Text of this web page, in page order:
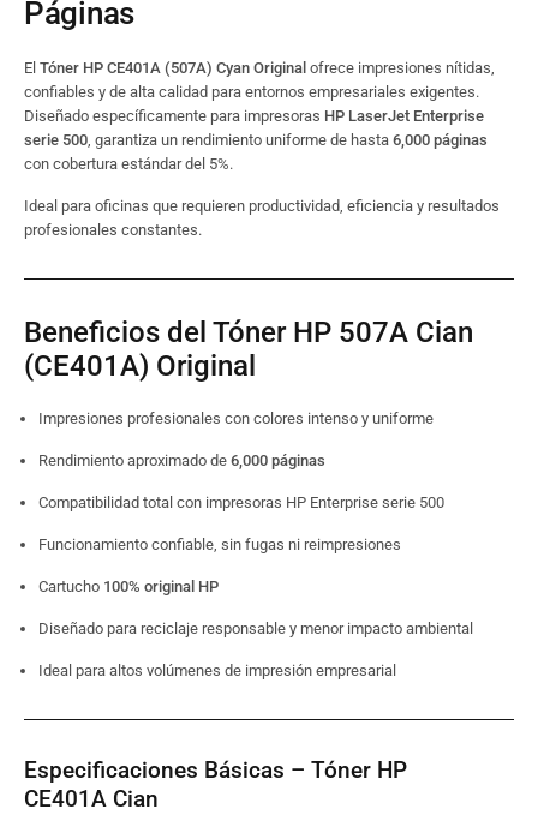
Páginas
El Tóner HP CE401A (507A) Cyan Original ofrece impresiones nítidas,
confiables y de alta calidad para entornos empresariales exigentes.
Diseñado específicamente para impresoras HP LaserJet Enterprise
serie 500 , garantiza un rendimiento uniforme de hasta 6,000 páginas
con cobertura estándar del 5%.
Ideal para oficinas que requieren productividad, eficiencia y resultados
profesionales constantes.
Beneficios del Tóner HP 507A Cian
(CE401A) Original
Impresiones profesionales con colores intenso y uniforme
Rendimiento aproximado de 6,000 páginas
Compatibilidad total con impresoras HP Enterprise serie 500
Funcionamiento confiable, sin fugas ni reimpresiones
Cartucho 100% original HP
Diseñado para reciclaje responsable y menor impacto ambiental
Ideal para altos volúmenes de impresión empresarial
Especificaciones Básicas – Tóner HP
CE401A Cian